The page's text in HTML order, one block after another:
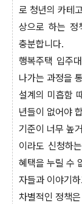
로 청년의 카테
상으로 하는 정
충분합니다.
행복주택 입주
나가는 과정을
설계의 미흡함
년들이 없어야
기준이 너무 높
이라도 신청하
혜택을 누릴 수
자들과 이야기
차별적인 정책